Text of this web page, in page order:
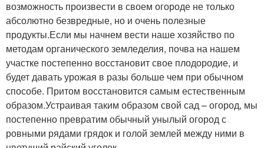
возможность произвести в своем огороде не только
абсолютно безвредные, но и очень полезные
продукты.Если мы начнем вести наше хозяйство по
методам органического земледелия, почва на нашем
участке постепенно восстановит свое плодородие, и
будет давать урожая в разы больше чем при обычном
способе. Притом восстановится самым естественным
образом.Устраивая таким образом свой сад – огород, мы
постепенно превратим обычный унылый огород с
ровными рядами грядок и голой землей между ними в